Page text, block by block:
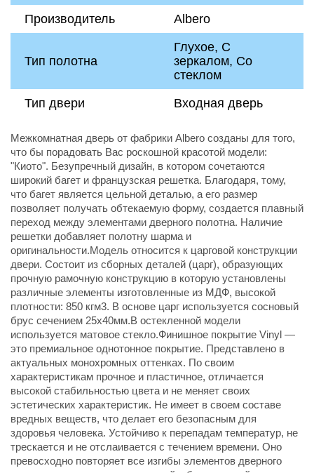
Производитель Albero
Тип полотна
Глухое, С
зеркалом, Со
стеклом
Тип двери
Входная дверь
Межкомнатная дверь от фабрики Albero созданы для того,
что бы порадовать Вас роскошной красотой модели:
"Киото". Безупречный дизайн, в котором сочетаются
широкий багет и французская решетка. Благодаря, тому,
что багет является цельной деталью, а его размер
позволяет получать обтекаемую форму, создается плавный
переход между элементами дверного полотна. Наличие
решетки добавляет полотну шарма и
оригинальности.Модель относится к царговой конструкции
двери. Состоит из сборных деталей (царг), образующих
прочную рамочную конструкцию в которую установлены
различные элементы изготовленные из МДФ, высокой
плотности: 850 кгм3. В основе царг используется сосновый
брус сечением 25х40мм.В остекленной модели
используется матовое стекло.Финишное покрытие Vinyl —
это премиальное однотонное покрытие. Представлено в
актуальных монохромных оттенках. По своим
характеристикам прочное и пластичное, отличается
высокой стабильностью цвета и не меняет своих
эстетических характеристик. Не имеет в своем составе
вредных веществ, что делает его безопасным для
здоровья человека. Устойчиво к перепадам температур, не
трескается и не отслаивается с течением времени. Оно
превосходно повторяет все изгибы элементов дверного